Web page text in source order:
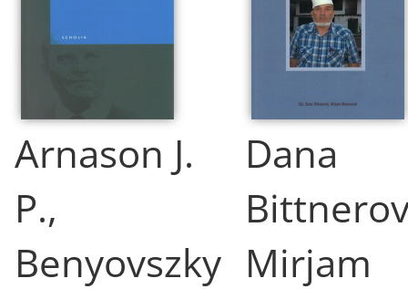
Arnason J.
P.,
Benyovszky
Dana
Mirjam